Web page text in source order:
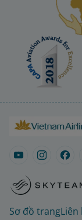
Sơ đồ trangLiên